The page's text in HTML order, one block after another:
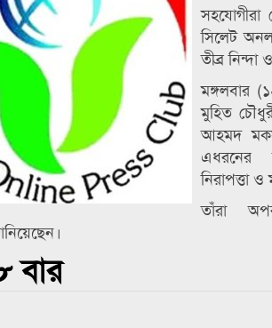
সহযোগীরা
সিলেট
তীব্র নিন্দা
মঙ্গলবার
মুহিত
আহমদ
এধরনের
নিরাপত্তা
তাঁরা
বার